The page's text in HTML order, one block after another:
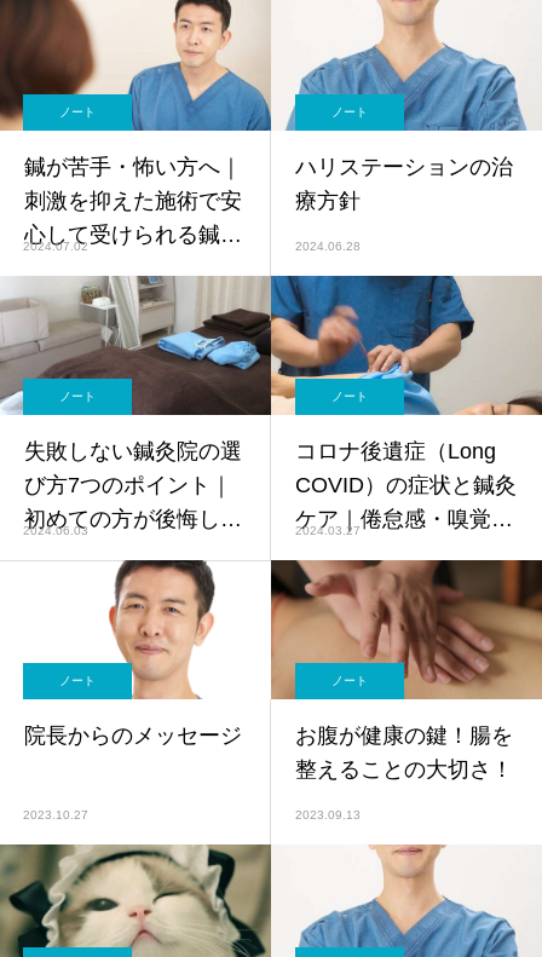
ノート
鍼が苦手・怖い方へ｜
刺激を抑えた施術で安
心して受けられる鍼灸
修】
2024.07.02
ノート
ハリステーションの治
療方針
2024.06.28
ノート
失敗しない鍼灸院の選
び方7つのポイント｜
初めての方が後悔しな
2024.06.03
ノート
コロナ後遺症（Long
COVID）の症状と鍼灸
ケア｜倦怠感・嗅覚障
東洋医学で整える【鍼
灸師監修】
2024.03.27
ノート
院長からのメッセージ
2023.10.27
ノート
お腹が健康の鍵！腸を
整えることの大切さ！
2023.09.13